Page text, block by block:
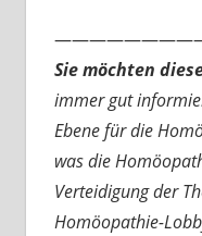
Sie möchten
immer gut
Ebene für die
was die
Verteidigung der
Homöopathie-